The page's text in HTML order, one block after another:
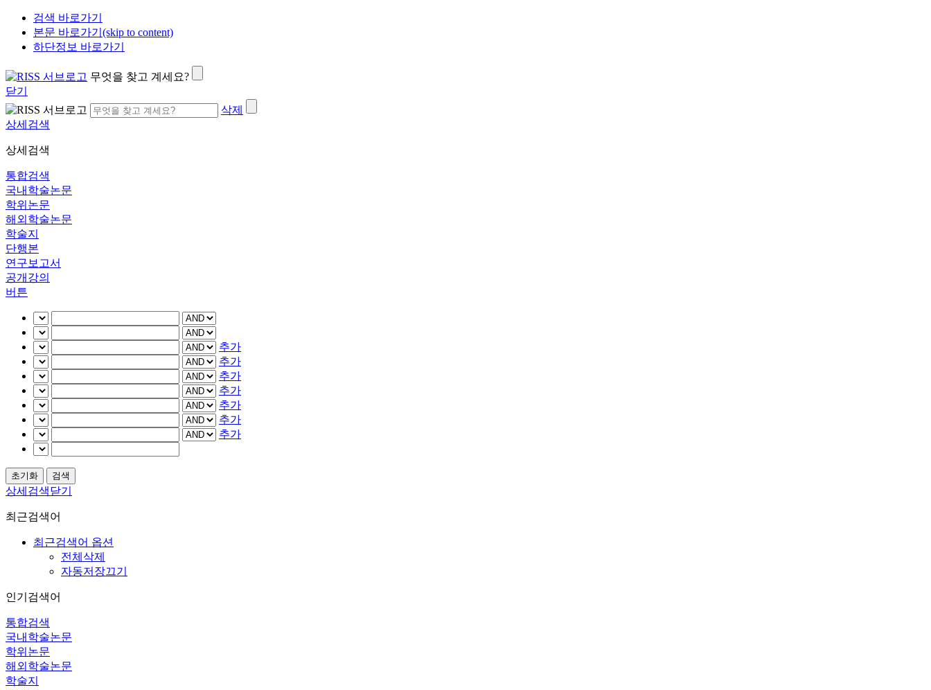
검색 바로가기
본문 바로가기(skip to content)
하단정보 바로가기
무엇을 찾고 계세요?
닫기
삭제
상세검색
상세검색
통합검색
국내학술논문
학위논문
해외학술논문
학술지
단행본
연구보고서
공개강의
버튼
추가
추가
추가
추가
추가
추가
추가
상세검색닫기
최근검색어
최근검색어 옵션
전체삭제
자동저장끄기
인기검색어
통합검색
국내학술논문
학위논문
해외학술논문
학술지